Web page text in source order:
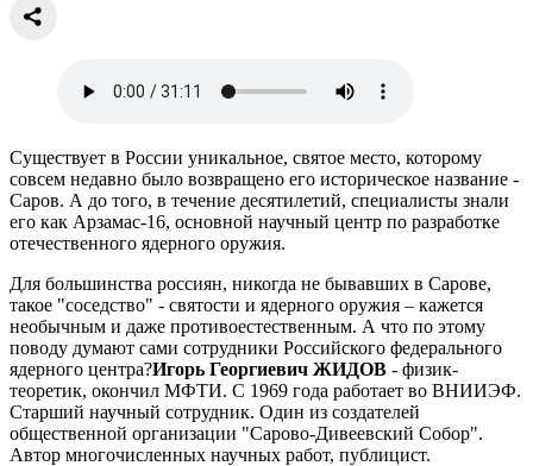
Существует в России уникальное, святое место, которому
совсем недавно было возвращено его историческое название -
Саров. А до того, в течение десятилетий, специалисты знали
его как Арзамас-16, основной научный центр по разработке
отечественного ядерного оружия.
Для большинства россиян, никогда не бывавших в Сарове,
такое "соседство" - святости и ядерного оружия – кажется
необычным и даже противоестественным. А что по этому
поводу думают сами сотрудники Российского федерального
ядерного центра?Игорь Георгиевич ЖИДОВ - физик-
теоретик, окончил МФТИ. С 1969 года работает во ВНИИЭФ.
Старший научный сотрудник. Один из создателей
общественной организации "Сарово-Дивеевский Собор".
Автор многочисленных научных работ, публицист.